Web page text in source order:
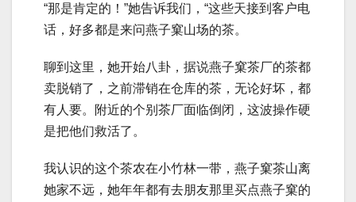
“那是肯定的！”她告诉我们，“这些天接到客户电
话，好多都是来问燕子窠山场的茶。
聊到这里，她开始八卦，据说燕子窠茶厂的茶都
卖脱销了，之前滞销在仓库的茶，无论好坏，都
有人要。附近的个别茶厂面临倒闭，这波操作硬
是把他们救活了。
我认识的这个茶农在小竹林一带，燕子窠茶山离
她家不远，她年年都有去朋友那里买点燕子窠的